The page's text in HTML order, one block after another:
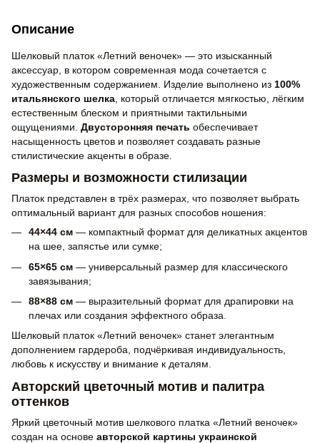
Описание
Шелковый платок «Летний веночек» — это изысканный
аксессуар, в котором современная мода сочетается с
художественным содержанием. Изделие выполнено из 100%
итальянского шелка , который отличается мягкостью, лёгким
естественным блеском и приятными тактильными
ощущениями. Двусторонняя печать обеспечивает
насыщенность цветов и позволяет создавать разные
стилистические акценты в образе.
Размеры и возможности стилизации
Платок представлен в трёх размерах, что позволяет выбрать
оптимальный вариант для разных способов ношения:
44×44 см — компактный формат для деликатных акцентов
на шее, запястье или сумке;
65×65 см — универсальный размер для классического
завязывания;
88×88 см — выразительный формат для драпировки на
плечах или создания эффектного образа.
Шелковый платок «Летний веночек» станет элегантным
дополнением гардероба, подчёркивая индивидуальность,
любовь к искусству и внимание к деталям.
Авторский цветочный мотив и палитра
оттенков
Яркий цветочный мотив шелкового платка «Летний веночек»
создан на основе авторской картины украинской